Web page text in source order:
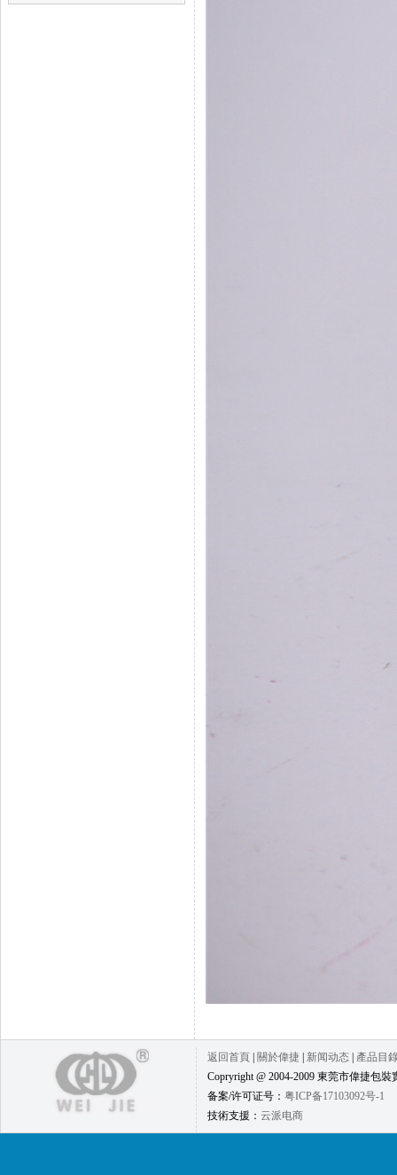
返回首頁 關於偉捷 新闻动态
產品目
Copryright @ 2004-2009 東莞市偉捷包裝
备案/许可证号： 粤ICP备17103092号-1
技術支援： 云派电商